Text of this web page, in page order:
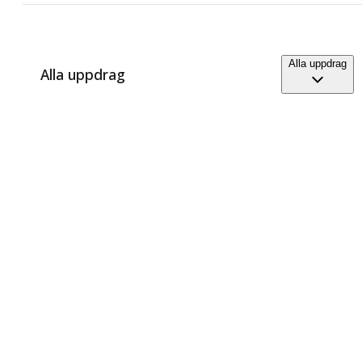
Alla uppdrag
Alla uppdrag